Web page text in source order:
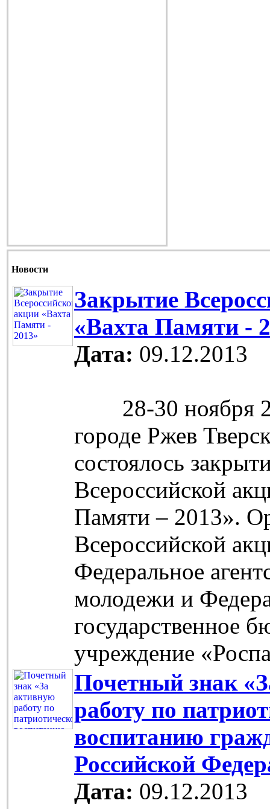
Новости
Закрытие
«Вахта Памяти -
Дата: 09.12.2013
28-30 ноября
городе Ржев
состоялось
Всероссийской
Памяти – 2013».
Всероссийской
Федеральное
молодежи и
государственное
учреждение
Почетный знак
работу по
воспитанию
Российской
Дата: 09.12.2013